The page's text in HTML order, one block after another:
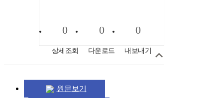
0
상세조회
0
다운로드
0
내보내기
원문보기